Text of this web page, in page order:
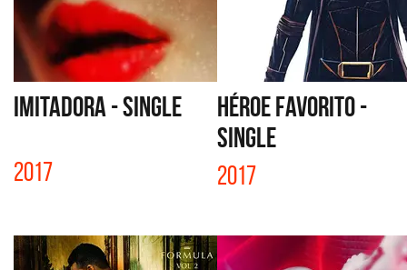
IMITADORA - SINGLE
2017
HÉROE FAVORITO -
SINGLE
2017